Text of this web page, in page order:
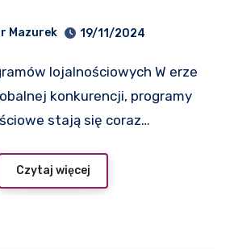
społeczności
Mazurek 19/11/2024
konkurencji, programy
stają się coraz…
Czytaj więcej